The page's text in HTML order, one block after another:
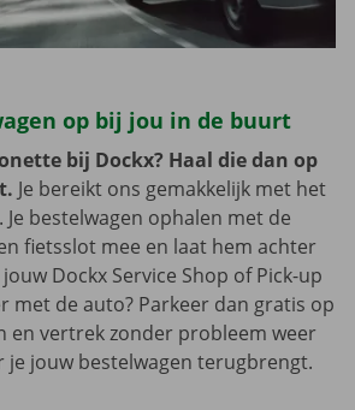
op bij jou in de buurt
bij Dockx? Haal die dan op
Je bereikt ons gemakkelijk met het
bestelwagen ophalen met de
fietsslot mee en laat hem achter
Dockx Service Shop of Pick-up
met de auto? Parkeer dan gratis op
en vertrek zonder probleem weer
je jouw bestelwagen terugbrengt.